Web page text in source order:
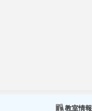
教室情報